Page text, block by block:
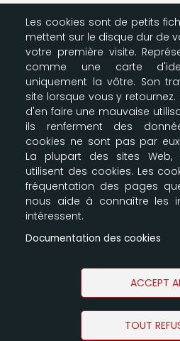
Les cookies sont de petits
mettent sur le disque dur de
votre première visite.
comme une carte
uniquement la vôtre. Son
site lorsque vous y
d'en faire une mauvaise
ils renferment des
cookies ne sont pas par
La plupart des sites Web,
utilisent des cookies. Les
fréquentation des pages
nous aide à connaître les
intéressent.
Documentation des cookies
TOUT
ACCEPT
Conditions générales de vente
Mentions légales
Modes de livraison & paiement
Configurer les cookies
Plan du site
LA BOUTIQUE SCOUTE
Nos entrepôts
164-166 Av Joseph Kessel
Parkile 12
78960 Voisins le Bretonneux
09 87 00 61 91 - 06 61 30 35 39
SUIVEZ-NOUS !